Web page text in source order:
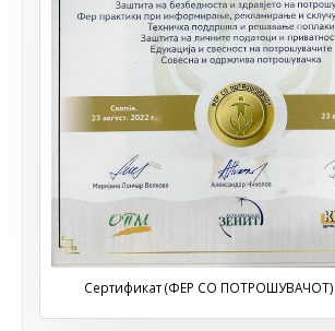
Сертификат (ФЕР СО ПОТРОШУВАЧОТ)